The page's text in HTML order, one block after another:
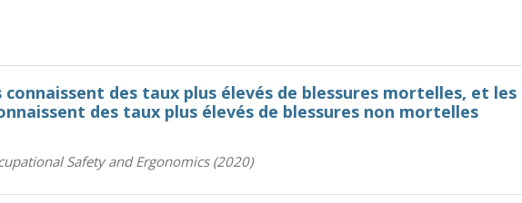
des taux plus élevés de blessures mortelles, et les
des taux plus élevés de blessures non mortelles
Safety and Ergonomics (2020)